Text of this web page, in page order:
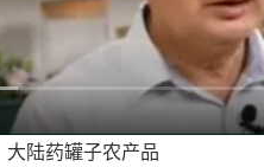
大陆药罐子农产品